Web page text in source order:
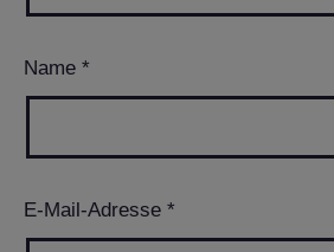
Name *
E-Mail-Adresse *